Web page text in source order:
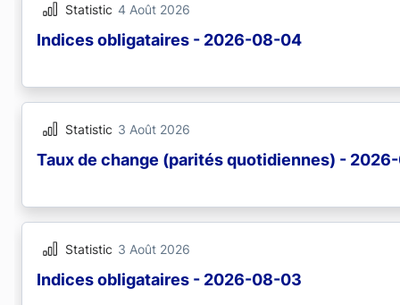
Statistic 4 Août 2026
Indices obligataires - 2026-08-04
Statistic 3 Août 2026
Taux de change (parités quotidiennes) -
Statistic 3 Août 2026
Indices obligataires - 2026-08-03